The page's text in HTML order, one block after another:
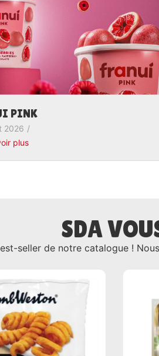
PINK
2026 /
plus
SDA
seller de notre catalogue !